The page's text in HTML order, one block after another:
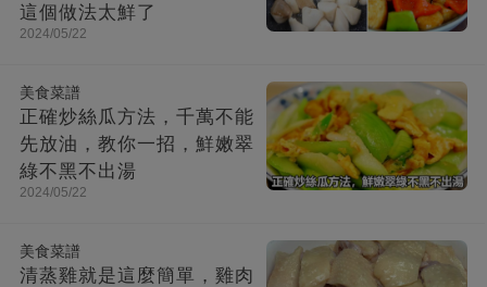
這個做法太鮮了
2024/05/22
美食菜譜
正確炒絲瓜方法，千萬不能
先放油，教你一招，鮮嫩翠
綠不黑不出湯
2024/05/22
美食菜譜
清蒸雞就是這麼簡單，雞肉